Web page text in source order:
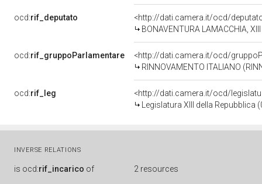
ocd:rif_deputato
<http://dati.camera.it/ocd/
BONAVENTURA LAMACCHIA,
ocd:rif_gruppoParlamentare
<http://dati.camera.it/ocd/
RINNOVAMENTO ITALIANO
ocd:rif_leg
<http://dati.camera.it/ocd/
Legislatura XIII della
INVERSE RELATIONS
is ocd:rif_incarico of 2 resources